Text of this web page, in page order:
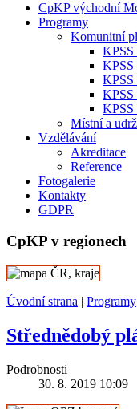
CpKP východní
Programy
Komunitní
KPSS
KPSS
KPSS
KPSS
KPSS
Místní a
Vzdělávání
Akreditace
Reference
Fotogalerie
Kontakty
GDPR
CpKP v regionech
Úvodní strana | Programy
Střednědobý
Podrobnosti
30. 8. 2019 10:09